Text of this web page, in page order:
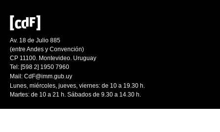
Av. 18 de Julio 885
(entre Andes y Convención)
CP 11100. Montevideo. Uruguay
Tel: [598 2] 1950 7960
Mail: CdF@imm.gub.uy
Lunes, miércoles, jueves, viernes: de 10 a 19.30 h.
Martes: de 10 a 21 h. Sábados de 9.30 a 14.30 h.